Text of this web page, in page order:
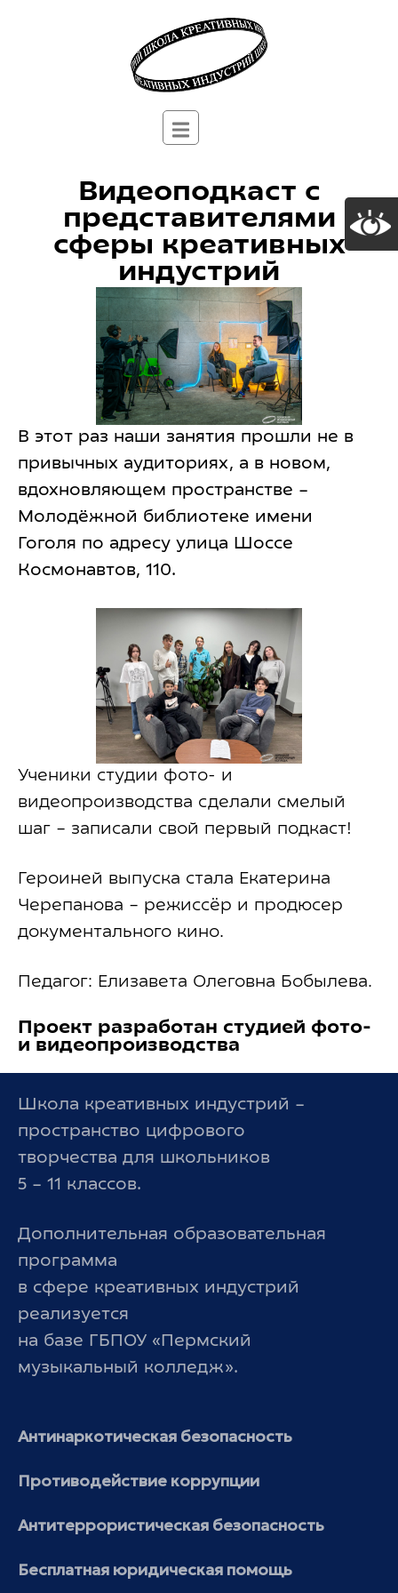
Видеоподкаст с
представителями
сферы креативных
индустрий
В этот раз наши занятия прошли не в
привычных аудиториях, а в новом,
вдохновляющем пространстве –
Молодёжной библиотеке имени
Гоголя по адресу улица Шоссе
Космонавтов, 110.
Ученики студии фото- и
видеопроизводства сделали смелый
шаг – записали свой первый подкаст!
Героиней выпуска стала Екатерина
Черепанова – режиссёр и продюсер
документального кино.
Педагог: Елизавета Олеговна Бобылева.
Проект разработан студией фото-
и видеопроизводства
Школа креативных индустрий –
пространство цифрового
творчества для школьников
5 – 11 классов.
Дополнительная образовательная
программа
в сфере креативных индустрий
реализуется
на базе ГБПОУ «Пермский
музыкальный колледж».
Антинаркотическая безопасность
Противодействие коррупции
Антитеррористическая безопасность
Бесплатная юридическая помощь